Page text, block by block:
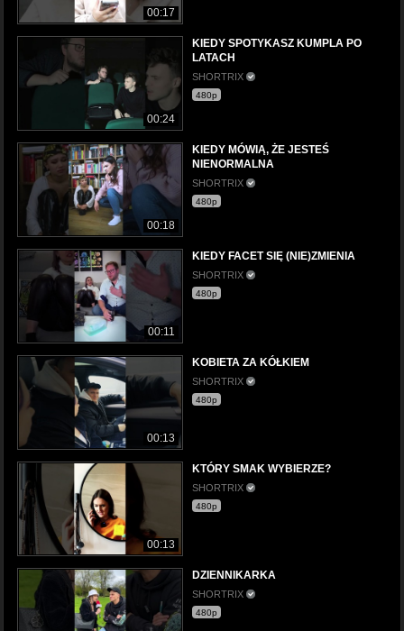
00:17
00:24
KIEDY SPOTYKASZ KUMPLA PO
LATACH
SHORTRIX
480p
00:18
KIEDY MÓWIĄ, ŻE JESTEŚ
NIENORMALNA
SHORTRIX
480p
00:11
KIEDY FACET SIĘ (NIE)ZMIENIA
SHORTRIX
480p
00:13
KOBIETA ZA KÓŁKIEM
SHORTRIX
480p
00:13
KTÓRY SMAK WYBIERZE?
SHORTRIX
480p
DZIENNIKARKA
SHORTRIX
480p